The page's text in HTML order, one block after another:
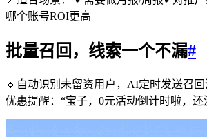
哪个账号ROI更高
批量召回，线索一个不漏#
🔹自动识别未留资用户，AI定时发送召
优惠提醒：“宝子，0元活动倒计时啦，